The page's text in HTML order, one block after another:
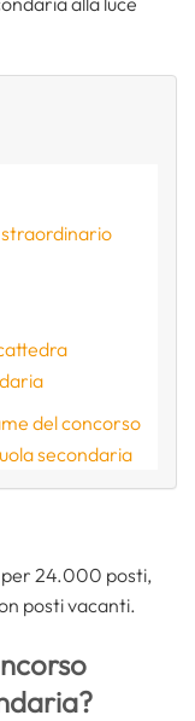
del concorso
secondaria
24.000 posti,
posti vacanti.